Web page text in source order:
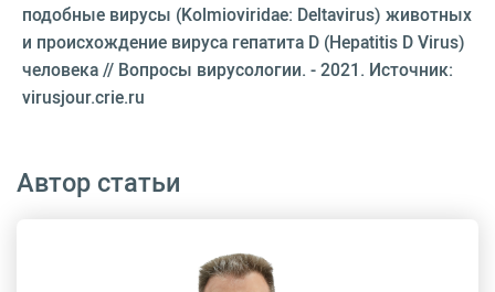
подобные вирусы (Kolmioviridae: Deltavirus) животных
и происхождение вируса гепатита D (Hepatitis D Virus)
человека // Вопросы вирусологии. - 2021. Источник:
virusjour.crie.ru
Автор статьи